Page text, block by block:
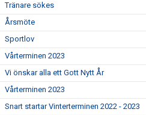
Tränare sökes
Årsmöte
Sportlov
Vårterminen 2023
Vi önskar alla ett Gott Nytt År
Vårterminen 2023
Snart startar Vinterterminen 2022 - 2023